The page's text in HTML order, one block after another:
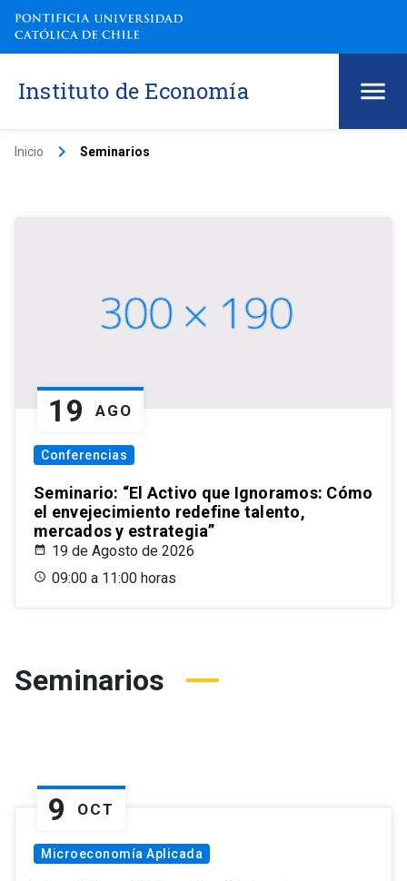
Instituto de Economía
Inicio keyboard_arrow_right Seminarios
19 AGO
Conferencias
Seminario: “El Activo que Ignoramos: Cómo
el envejecimiento redefine talento,
mercados y estrategia”
19 de Agosto de 2026
09:00 a 11:00 horas
Seminarios
9 OCT
Microeconomía Aplicada